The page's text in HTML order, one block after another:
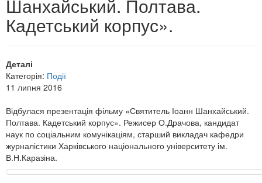
Шанхайський. Полтава.
Кадетський корпус».
Деталі
Категорія: Події
11 липня 2016
Відбулася презентація фільму «Святитель Іоанн Шанхайський.
Полтава. Кадетський корпус». Режисер О.Драчова, кандидат
наук по соціальним комунікаціям, старший викладач кафедри
журналістики Харківського національного університету ім.
В.Н.Каразіна.